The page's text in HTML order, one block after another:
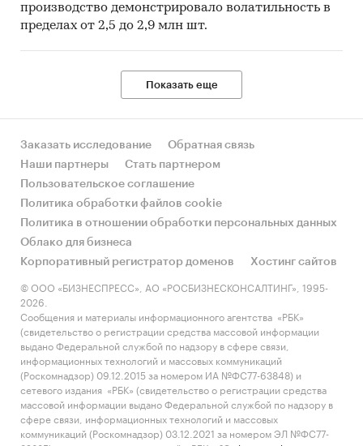
производство демонстрировало волатильность в
пределах от 2,5 до 2,9 млн шт.
Показать еще
Заказать исследование
Обратная связь
Наши партнеры
Стать партнером
Пользовательское соглашение
Политика обработки файлов cookie
Политика в отношении обработки персональных данных
Облако для бизнеса
Корпоративный регистратор доменов
Хостинг сайтов
© ООО «БИЗНЕСПРЕСС», АО «РОСБИЗНЕСКОНСАЛТИНГ», 1995-
2026.
Сообщения и материалы информационного агентства «РБК»
(свидетельство о регистрации средства массовой информации
выдано Федеральной службой по надзору в сфере связи,
информационных технологий и массовых коммуникаций
(Роскомнадзор) 09.12.2015 за номером ИА №ФС77-63848) и
сетевого издания «РБК» (свидетельство о регистрации средства
массовой информации выдано Федеральной службой по надзору в
сфере связи, информационных технологий и массовых
коммуникаций (Роскомнадзор) 03.12.2021 за номером ЭЛ №ФС77-